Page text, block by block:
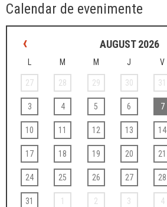
Calendar de evenimente
‹ AUGUST 2026
L M M J V
27 28 29 30 31
3 4 5 6 7
10 11 12 13 14
17 18 19 20 21
24 25 26 27 28
31 1 2 3 4